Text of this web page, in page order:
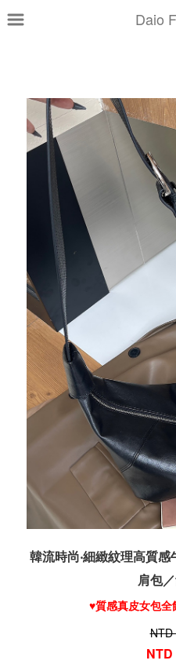
Daio
韓流時尚‧細緻紋理高質
肩包
♥️質感真皮女包
NTD